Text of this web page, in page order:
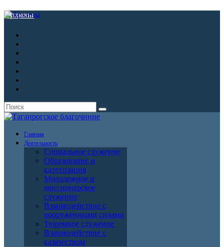
Архивы
Главная
Деятельность
Социальное служение
Образование и
катехизация
Молодежное и
миссионерское
служение
Взаимодействие с
вооруженными силами
Тюремное служение
Взаимодействие с
казачеством